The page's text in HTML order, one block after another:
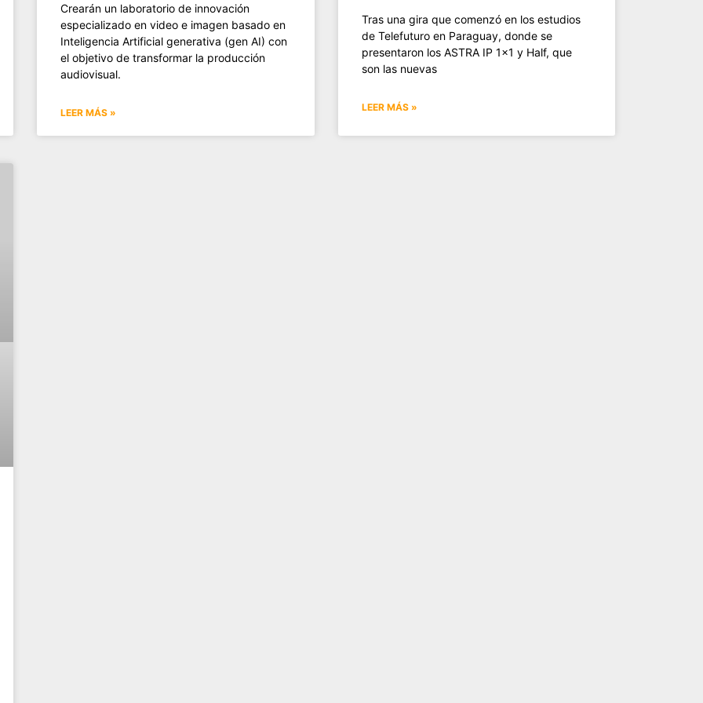
Crearán un laboratorio de innovación
especializado en video e imagen basado en
Inteligencia Artificial generativa (gen AI) con
el objetivo de transformar la producción
audiovisual.
LEER MÁS »
Tras una gira que comenzó en los estudios
de Telefuturo en Paraguay, donde se
presentaron los ASTRA IP 1×1 y Half, que
son las nuevas
LEER MÁS »